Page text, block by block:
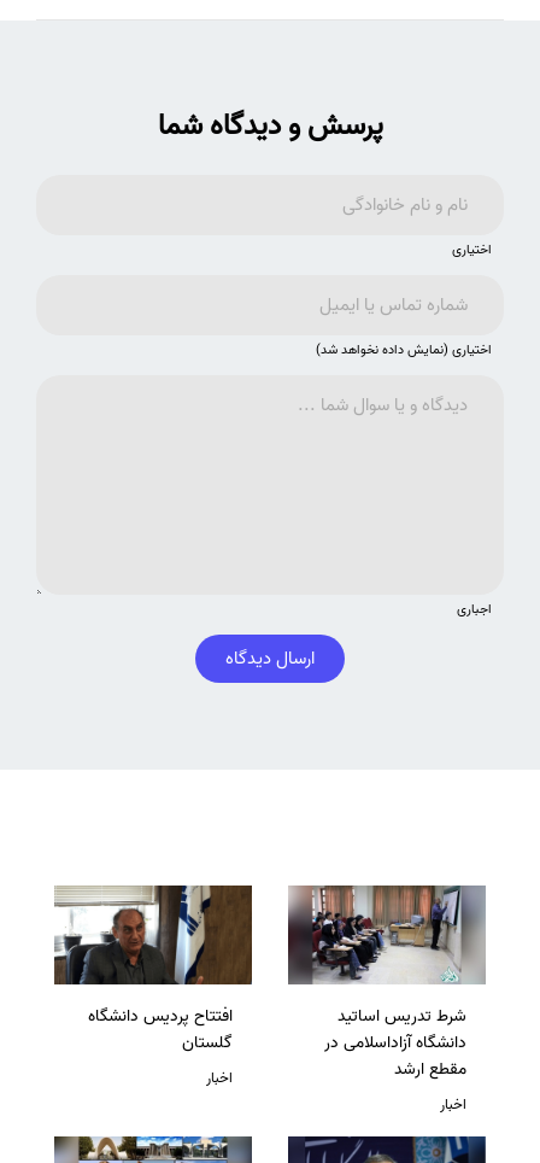
پرسش و دیدگاه شما
اختیاری
اختیاری (نمایش داده نخواهد شد)
اجباری
ارسال دیدگاه
شرط تدریس اساتید
دانشگاه آزاداسلامی در
مقطع ارشد
اخبار
افتتاح پردیس دانشگاه
گلستان
اخبار